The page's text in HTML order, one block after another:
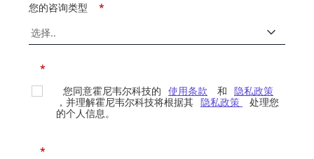
*
您的咨询类型
*
您同意霍尼韦尔科技的 使用条款 和 隐私政策
，并理解霍尼韦尔科技将根据其 隐私政策
处理您
的个人信息。
*